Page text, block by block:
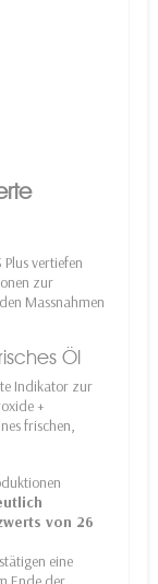
vertiefen
zur
Massnahmen
Öl
Indikator zur
+
frischen,
von 26
eine